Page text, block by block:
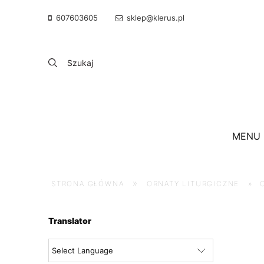
607603605 sklep@klerus.pl
MENU
STRONA GŁÓWNA » ORNATY LITURGICZNE »
Translator